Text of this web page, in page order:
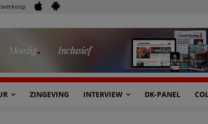
ZINGEVING INTERVIEW DK-PANEL